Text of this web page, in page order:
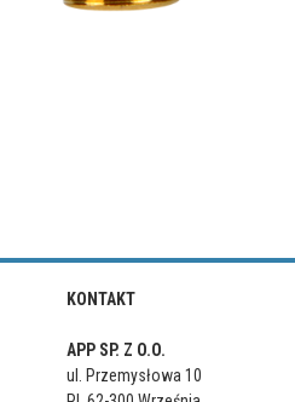
KONTAKT
APP SP. Z O.O.
ul. Przemysłowa 10